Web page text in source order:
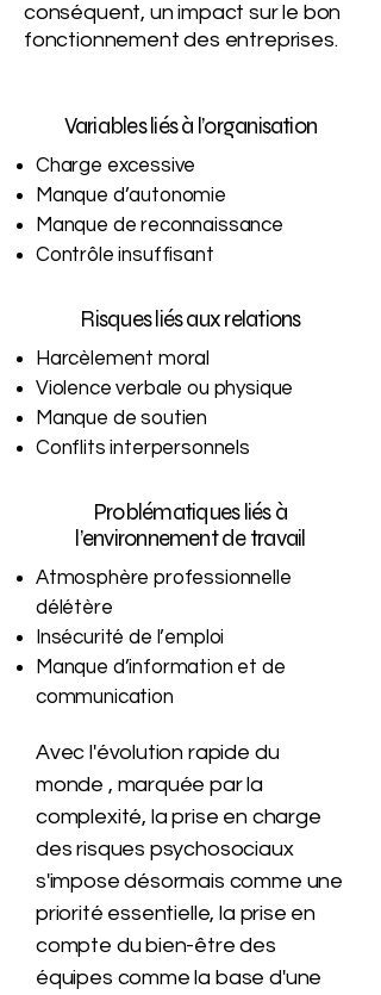
conséquent, un impact sur le bon
fonctionnement des entreprises.
Variables liés à l’organisation
Charge excessive
Manque d’autonomie
Manque de reconnaissance
Contrôle insuffisant
Risques liés aux relations
Harcèlement moral
Violence verbale ou physique
Manque de soutien
Conflits interpersonnels
Problématiques liés à
l’environnement de travail
Atmosphère professionnelle
délétère
Insécurité de l’emploi
Manque d’information et de
communication
Avec l'évolution rapide du
monde , marquée par la
complexité, la prise en charge
des risques psychosociaux
s'impose désormais comme une
priorité essentielle, la prise en
compte du bien-être des
équipes comme la base d'une